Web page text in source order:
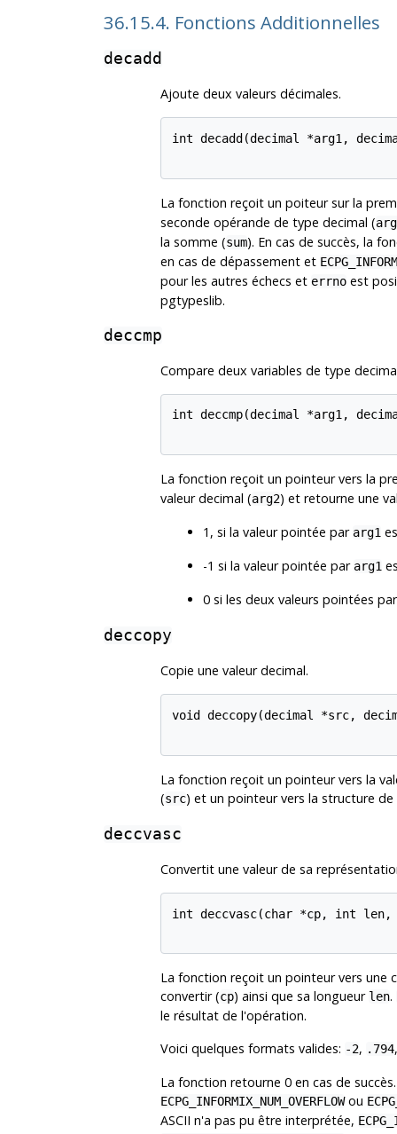
36.15.4. Fonctions Additionnelles
decadd
Ajoute deux valeurs décimales.
int decadd(decimal *arg1,
La fonction reçoit un poiteur sur la
seconde opérande de type decimal (
la somme (sum). En cas de succès, la
en cas de dépassement et
pour les autres échecs et errnoest
pgtypeslib.
deccmp
Compare deux variables de type
int deccmp(decimal *arg1,
La fonction reçoit un pointeur vers la
valeur decimal (arg2) et retourne une
1, si la valeur pointée par arg1
-1 si la valeur pointée par arg1
0 si les deux valeurs pointées
deccopy
Copie une valeur decimal.
void deccopy(decimal *src,
La fonction reçoit un pointeur vers la
(src) et un pointeur vers la structure
deccvasc
Convertit une valeur de sa
int deccvasc(char *cp, int len,
La fonction reçoit un pointeur vers une
convertir (cp) ainsi que sa longueur len.
le résultat de l'opération.
Voici quelques formats valides: -2, .794
La fonction retourne 0 en cas de
ECPG_INFORMIX_NUM_OVERFLOWou
ASCII n'a pas pu être interprétée,